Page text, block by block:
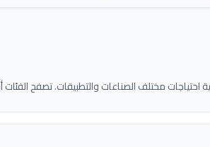
مختلف الصناعات والتطبيقات. تصفح الفئات